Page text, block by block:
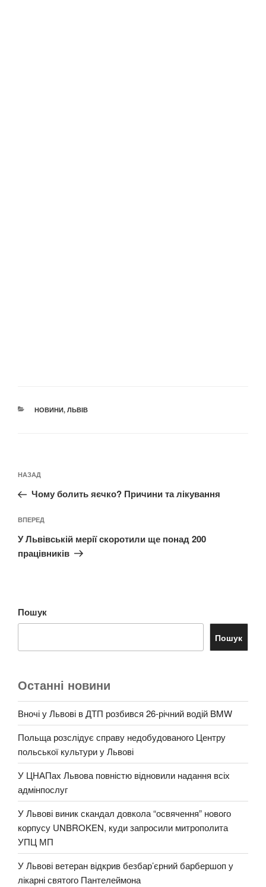
КАТЕГОРІЇ
НОВИНИ, ЛЬВІВ
записів
Попередній
запис:
НАЗАД
Чому болить яєчко? Причини та лікування
Наступний
запис
ВПЕРЕД
У Львівській мерії скоротили ще понад 200
працівників
Пошук
Пошук
Останні новини
Вночі у Львові в ДТП розбився 26-річний водій BMW
Польща розслідує справу недобудованого Центру
польської культури у Львові
У ЦНАПах Львова повністю відновили надання всіх
адмінпослуг
У Львові виник скандал довкола “освячення” нового
корпусу UNBROKEN, куди запросили митрополита
УПЦ МП
У Львові ветеран відкрив безбар’єрний барбершоп у
лікарні святого Пантелеймона